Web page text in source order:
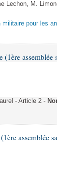
Lechon, M.
pour les
assemblée
- Article 2 -
assemblée